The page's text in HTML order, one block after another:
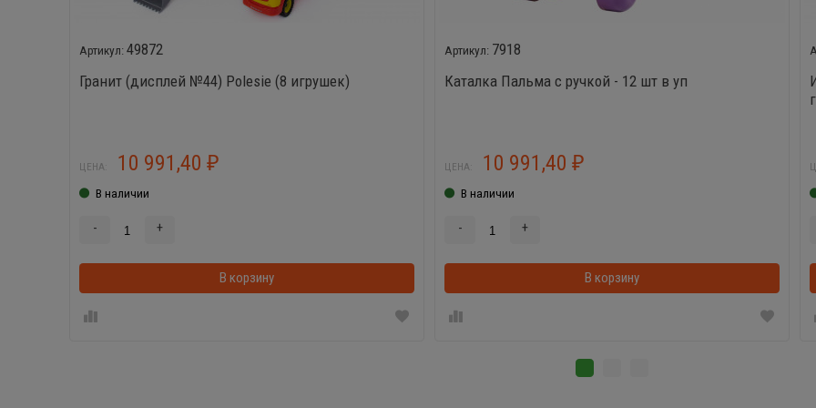
49872
Гранит (дисплей №44) Polesie (8 игрушек)
ЦЕНА: 10 991,40 ₽
В наличии
- +
В корзину В корзинке
7918
Каталка Пальма с ручкой - 12 шт в уп
ЦЕНА: 10 991,40 ₽
В наличии
- +
В корзину